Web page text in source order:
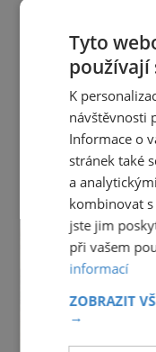
Jihočeský kraj
Tyto
používají
K
návštěvnosti
Informace o
stránek také
a
kombinovat
jste jim
při vašem
informací
ZOBRAZIT
→